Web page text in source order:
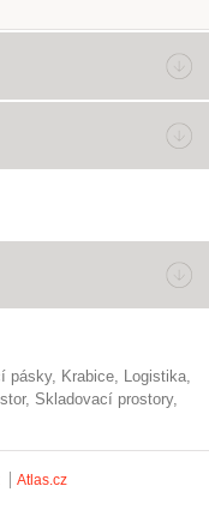
pásky krabice
logistika
skladovací prostory
Atlas.cz